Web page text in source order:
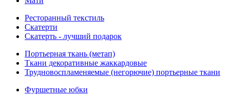
Ресторанный текстиль
Скатерти
Скатерть - лучший подарок
Портьерная ткань (метап)
Ткани декоративные жаккардовые
Трудновоспламеняемые (негорючие) портьерные ткани
Фуршетные юбки